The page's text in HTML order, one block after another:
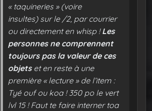
« taquineries » (voire
insultes) sur le /2, par courrier
ou directement en whisp !Les
personnes ne comprennent
toujours pas la valeur de ces
objets et en reste à une
première « lecture » de l’item :
Tyé ouf ou koa ! 350 po le vert
lvl 15 ! Faut te faire interner toa